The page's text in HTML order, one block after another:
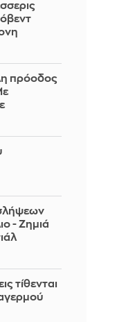
πρόοδος
- Ζημιά
τίθενται